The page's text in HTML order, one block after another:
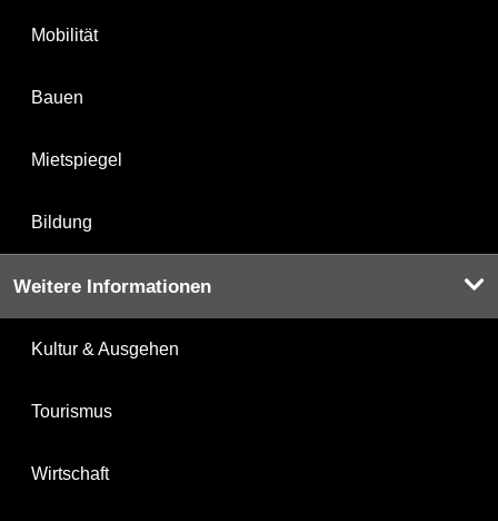
Mobilität
Bauen
Mietspiegel
Bildung
Weitere Informationen
Kultur & Ausgehen
Tourismus
Wirtschaft